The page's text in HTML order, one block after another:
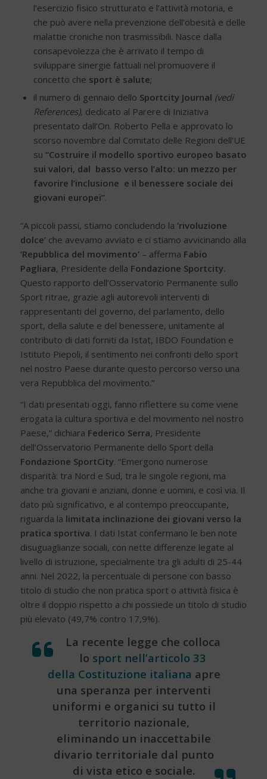
l’esercizio fisico strutturato e l’attività motoria, e
che può avere nella prevenzione dell’obesità e delle
malattie croniche non trasmissibili. Nasce dalla
consapevolezza che è arrivato il tempo di
sviluppare sinergie fattuali nel promuovere il
concetto che sport è salute;
il numero di gennaio dello Sportcity Journal (vedi
References), dedicato al Parere di Iniziativa
presentato dall’On. Roberto Pella e approvato lo
scorso novembre dal Comitato delle Regioni dell’UE
su “Costruire il modello sportivo europeo basato
sui valori, dal basso verso l’alto: un mezzo per
favorire l’inclusione e il benessere sociale dei
giovani europei”.
“A piccoli passi, stiamo concludendo la ‘rivoluzione
dolce’che avevamo avviato e ci stiamo avvicinando alla
‘Repubblica del movimento’– afferma Fabio
Pagliara, Presidente della Fondazione Sportcity.
Questo rapporto dell’Osservatorio Permanente sullo
Sport ritrae, grazie agli autorevoli interventi di
rappresentanti del governo, del parlamento, dello
sport, della salute e del benessere, unitamente al
contributo di dati forniti da Istat, IBDO Foundation e
Istituto Piepoli, il sentimento nei confronti dello sport
nel nostro Paese durante questo percorso verso una
vera Repubblica del movimento.”
“I dati presentati oggi, fanno riflettere su come viene
erogata la cultura sportiva e del movimento nel nostro
Paese,” dichiara Federico Serra, Presidente
dell’Osservatorio Permanente dello Sport della
Fondazione SportCity. “Emergono numerose
disparità: tra Nord e Sud, tra le singole regioni, ma
anche tra giovani e anziani, donne e uomini, e così via. Il
dato più significativo, e al contempo preoccupante,
riguarda la limitata inclinazione dei giovani verso la
pratica sportiva. I dati Istat confermano le ben note
disuguaglianze sociali, con nette differenze legate al
livello di istruzione, specialmente tra gli adulti di 25-44
anni. Nel 2022, la percentuale di persone con basso
titolo di studio che non pratica sport o attività fisica è
oltre il doppio rispetto a chi possiede un titolo di studio
più elevato (49,7% contro 17,9%).
La recente legge che colloca
lo sport nell’articolo 33
della Costituzione italiana apre
una speranza per interventi
uniformi e organici su tutto il
territorio nazionale,
eliminando un inaccettabile
divario territoriale dal punto
di vista etico e sociale.